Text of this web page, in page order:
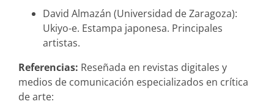
David Almazán (Universidad de Zaragoza):
Ukiyo-e. Estampa japonesa. Principales
artistas.
Referencias: Reseñada en revistas digitales y
medios de comunicación especializados en crítica
de arte: